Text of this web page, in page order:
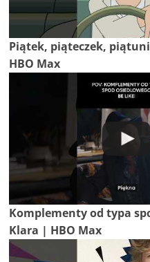
Piątek, piąteczek,
HBO Max
Komplementy od typa
Klara | HBO Max